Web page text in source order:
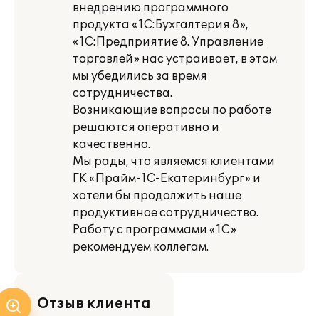
внедрению программного
продукта «1С:Бухгалтерия 8»,
«1С:Предприятие 8. Управление
торговлей» нас устраивает, в этом
мы убедились за время
сотрудничества.
Возникающие вопросы по работе
решаются оперативно и
качественно.
Мы рады, что являемся клиентами
ГК «Прайм-1С-Екатеринбург» и
хотели бы продолжить наше
продуктивное сотрудничество.
Работу с программами «1С»
рекомендуем коллегам.
Отзыв клиента